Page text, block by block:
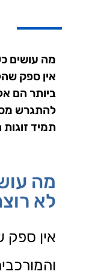
מה עושים
אין ספק
ביותר הם
להתגרש
תמיד
מה
לא
אין ספק